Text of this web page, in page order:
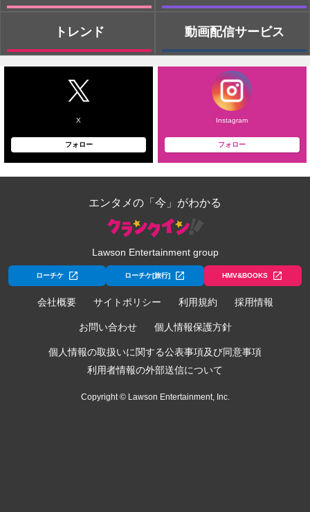
トレンド 動画配信サービス
X
フォロー
Instagram
フォロー
エンタメの「今」がわかる
Lawson Entertainment group
ローチケ ローチケ[旅行] HMV&BOOKS
会社概要 サイトポリシー 利用規約 採用情報
お問い合わせ 個人情報保護方針
個人情報の取扱いに関する公表事項及び同意事項
利用者情報の外部送信について
Copyright © Lawson Entertainment, Inc.